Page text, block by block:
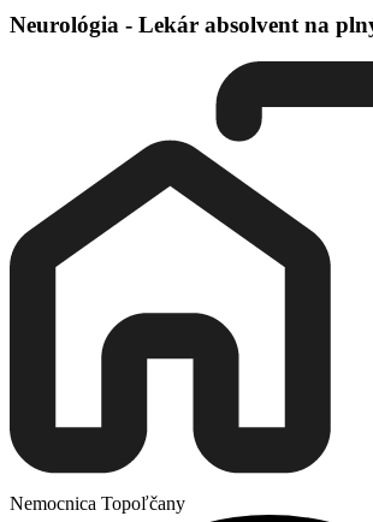
Neurológia - Lekár absolvent na
Nemocnica Topoľčany